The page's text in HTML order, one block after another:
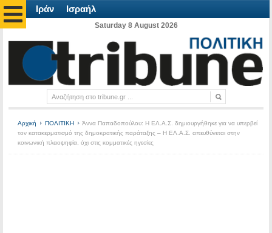
Ιράν Ισραήλ
Saturday 8 August 2026
Αρχική ΠΟΛΙΤΙΚΗ
Άννα Παπαδοπούλου: Η ΕΛ.Α.Σ. δημιουργήθηκε για να υπερβεί
τον κατακερματισμό της δημοκρατικής παράταξης – Η ΕΛ.Α.Σ. απευθύνεται στην
κοινωνική πλειοψηφία, όχι στις κομματικές ηγεσίες